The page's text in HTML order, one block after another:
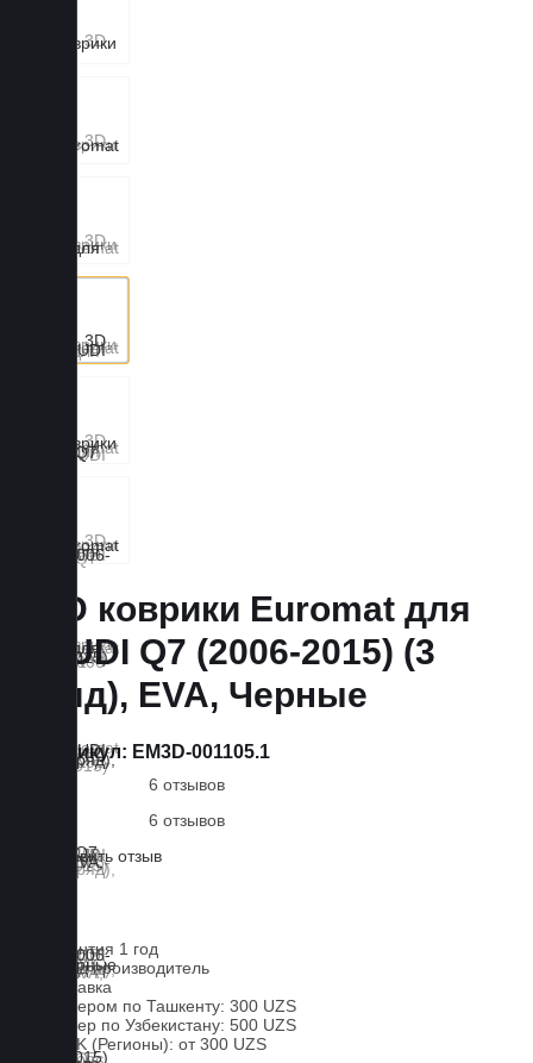
3D коврики Euromat для
AUDI Q7 (2006-2015) (3
ряд), EVA, Черные
Артикул: EM3D-001105.1
6 отзывов
6 отзывов
Оставить отзыв
Гарантия 1 год
Завод производитель
Доставка
Курьером по Ташкенту: 300 UZS
Курьер по Узбекистану: 500 UZS
CDEK (Регионы): от 300 UZS